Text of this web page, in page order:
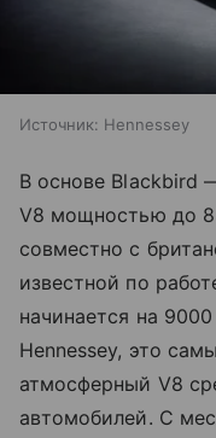
Источник: Hennessey
В основе Blackbird
V8 мощностью до
совместно с
известной по
начинается на
Hennessey, это
атмосферный V8
автомобилей. С